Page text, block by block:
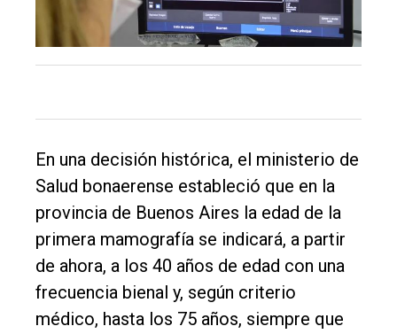
DIARIO
Inicio
Tendencia
Int.
General
Política
Cultura
En una decisión histórica, el ministerio de
Salud bonaerense estableció que en la
provincia de Buenos Aires la edad de la
primera mamografía se indicará, a partir
de ahora, a los 40 años de edad con una
frecuencia bienal y, según criterio
médico, hasta los 75 años, siempre que